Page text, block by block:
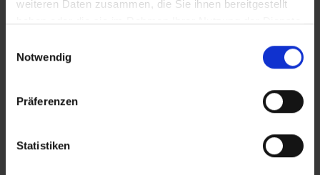
weiteren Daten zusammen, die Sie ihnen bereitgestellt
haben oder die sie im Rahmen Ihrer Nutzung der Dienste
Notwendig
Präferenzen
Statistiken
Janne Haubold (Sport- und Karateschule Staßfurt)